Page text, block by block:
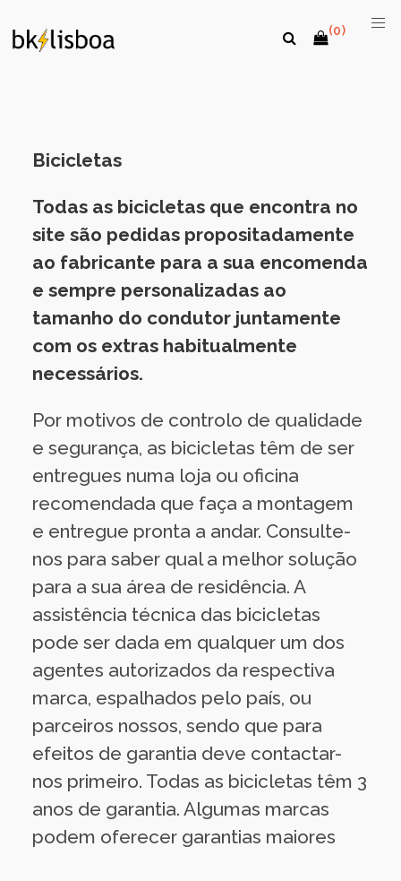
(0)
Bicicletas
Todas as bicicletas que encontra no
site são pedidas propositadamente
ao fabricante para a sua encomenda
e sempre personalizadas ao
tamanho do condutor juntamente
com os extras habitualmente
necessários.
Por motivos de controlo de qualidade
e segurança, as bicicletas têm de ser
entregues numa loja ou oficina
recomendada que faça a montagem
e entregue pronta a andar. Consulte-
nos para saber qual a melhor solução
para a sua área de residência. A
assistência técnica das bicicletas
pode ser dada em qualquer um dos
agentes autorizados da respectiva
marca, espalhados pelo país, ou
parceiros nossos, sendo que para
efeitos de garantia deve contactar-
nos primeiro. Todas as bicicletas têm 3
anos de garantia. Algumas marcas
podem oferecer garantias maiores